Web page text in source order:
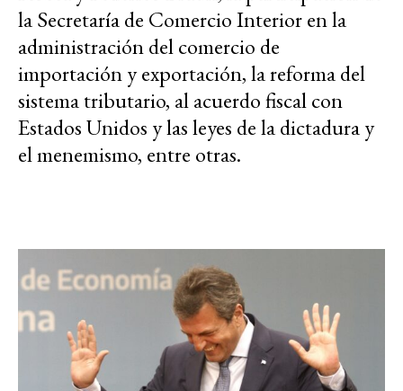
la Secretaría de Comercio Interior en la
administración del comercio de
importación y exportación, la reforma del
sistema tributario, al acuerdo fiscal con
Estados Unidos y las leyes de la dictadura y
el menemismo, entre otras.